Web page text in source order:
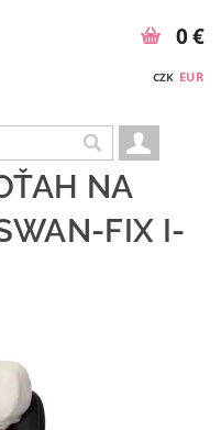
CZK EUR
0 €
NA
FIX I-